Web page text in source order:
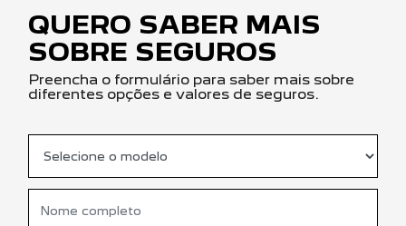
QUERO SABER MAIS
SOBRE SEGUROS
Preencha o formulário para saber mais sobre
diferentes opções e valores de seguros.